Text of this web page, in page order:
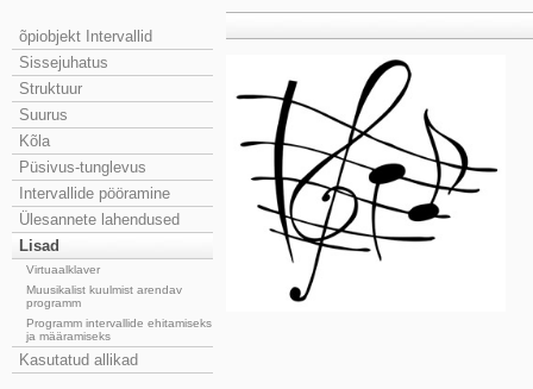
õpiobjekt Intervallid
Sissejuhatus
Struktuur
Suurus
Kõla
Püsivus-tunglevus
Intervallide pööramine
Ülesannete lahendused
Lisad
Virtuaalklaver
Muusikalist kuulmist arendav
programm
Programm intervallide ehitamiseks
ja määramiseks
Kasutatud allikad